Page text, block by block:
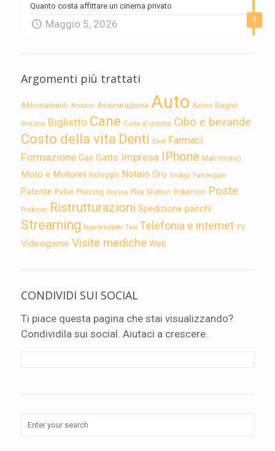
0
Quanto costa affittare un cinema privato
Maggio 5, 2026
Argomenti più trattati
Abbonamenti Amazon Assicurazione Auto Azioni Bagno
Benzina Biglietto Cane Carta d'identità Cibo e bevande
Costo della vita Denti Enel Farmaci
Formazione Gas Gatto Impresa IPhone Matrimonio
Moto e Motorini Noleggio Notaio Oro Orologi Parcheggio
Patente Pellet Piercing Piscina Play Station Pokémon Poste
Postepay Ristrutturazioni Spedizione pacchi
Streaming Superenalotto Taxi Telefonia e internet TV
Videogame Visite mediche Web
CONDIVIDI SUI SOCIAL
Ti piace questa pagina che stai visualizzando?
Condividila sui social. Aiutaci a crescere.